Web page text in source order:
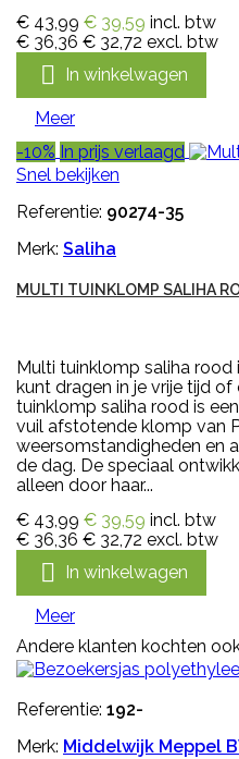
€ 43,99 € 39,59 incl. btw
€ 36,36 € 32,72 excl. btw
 In winkelwagen
Meer
-10% In prijs verlaagd
Snel bekijken
Referentie: 90274-35
Merk: Saliha
MULTI TUINKLOMP SALIHA
Multi tuinklomp saliha
kunt dragen in je vrije tijd
tuinklomp saliha rood is
vuil afstotende klomp van
weersomstandigheden en
de dag. De speciaal
alleen door haar...
€ 43,99 € 39,59 incl. btw
€ 36,36 € 32,72 excl. btw
 In winkelwagen
Meer
Andere klanten kochten
Referentie: 192-
Merk: Middelwijk Meppel